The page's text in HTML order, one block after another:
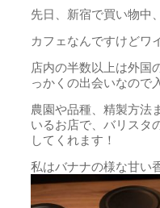
先日、新宿で買い物中
カフェなんですけどワ
店内の半数以上は外国
っかくの出会いなので
農園や品種、精製方法
いるお店で、バリスタ
してくれます！
私はバナナの様な甘い